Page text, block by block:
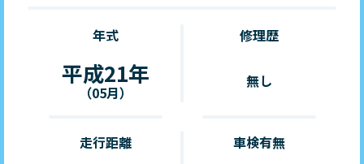
年式
平成21年
（05月）
修理歴
無し
走行距離 車検有無